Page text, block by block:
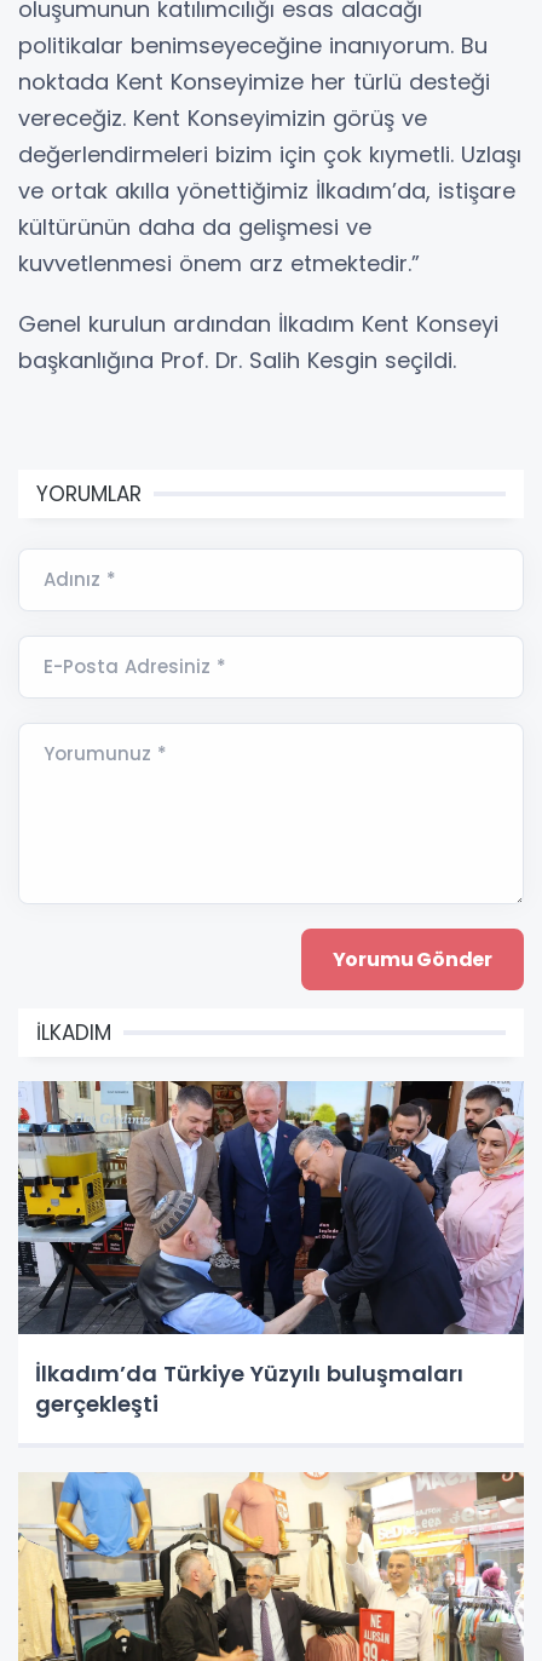
oluşumunun katılımcılığı esas alacağı
politikalar benimseyeceğine inanıyorum. Bu
noktada Kent Konseyimize her türlü desteği
vereceğiz. Kent Konseyimizin görüş ve
değerlendirmeleri bizim için çok kıymetli. Uzlaşı
ve ortak akılla yönettiğimiz İlkadım’da, istişare
kültürünün daha da gelişmesi ve
kuvvetlenmesi önem arz etmektedir.”
Genel kurulun ardından İlkadım Kent Konseyi
başkanlığına Prof. Dr. Salih Kesgin seçildi.
YORUMLAR
Adınız *
E-Posta Adresiniz *
Yorumunuz *
İLKADIM
İlkadım’da Türkiye Yüzyılı buluşmaları
gerçekleşti